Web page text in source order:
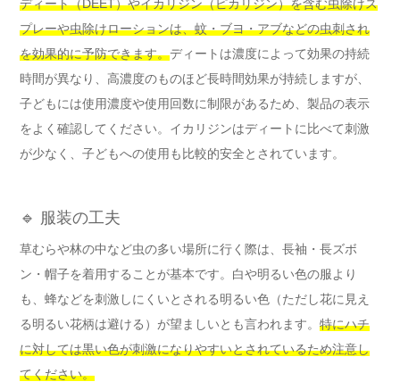
ディート（DEET）やイカリジン（ピカリジン）を含む虫除けス
プレーや虫除けローションは、蚊・ブヨ・アブなどの虫刺され
を効果的に予防できます。ディートは濃度によって効果の持続
時間が異なり、高濃度のものほど長時間効果が持続しますが、
子どもには使用濃度や使用回数に制限があるため、製品の表示
をよく確認してください。イカリジンはディートに比べて刺激
が少なく、子どもへの使用も比較的安全とされています。
🔹 服装の工夫
草むらや林の中など虫の多い場所に行く際は、長袖・長ズボ
ン・帽子を着用することが基本です。白や明るい色の服より
も、蜂などを刺激しにくいとされる明るい色（ただし花に見え
る明るい花柄は避ける）が望ましいとも言われます。 特にハチ
に対しては黒い色が刺激になりやすいとされているため注意し
てください。